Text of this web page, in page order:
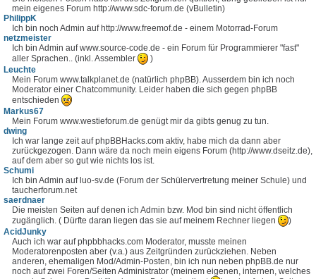
mein eigenes Forum http://www.sdc-forum.de (vBulletin)
PhilippK
Ich bin noch Admin auf http://www.freemof.de - einem Motorrad-Forum
netzmeister
Ich bin Admin auf www.source-code.de - ein Forum für Programmierer "fast"
aller Sprachen.. (inkl. Assembler
)
Leuchte
Mein Forum www.talkplanet.de (natürlich phpBB). Ausserdem bin ich noch
Moderator einer Chatcommunity. Leider haben die sich gegen phpBB
entschieden
Markus67
Mein Forum www.westieforum.de genügt mir da gibts genug zu tun.
dwing
Ich war lange zeit auf phpBBHacks.com aktiv, habe mich da dann aber
zurückgezogen. Dann wäre da noch mein eigens Forum (http://www.dseitz.de),
auf dem aber so gut wie nichts los ist.
Schumi
Ich bin Admin auf luo-sv.de (Forum der Schülervertretung meiner Schule) und
taucherforum.net
saerdnaer
Die meisten Seiten auf denen ich Admin bzw. Mod bin sind nicht öffentlich
zugänglich. ( Dürfte daran liegen das sie auf meinem Rechner liegen
)
AcidJunky
Auch ich war auf phpbbhacks.com Moderator, musste meinen
Moderatorenposten aber (v.a.) aus Zeitgründen zurückziehen. Neben
anderen, ehemaligen Mod/Admin-Posten, bin ich nun neben phpBB.de nur
noch auf zwei Foren/Seiten Administrator (meinem eigenen, internen, welches